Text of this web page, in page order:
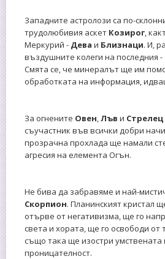
Западните астролози са по-
трудолюбивия аскет Козирог ,
Меркурий - Дева и Близнаци. И,
въздушните колеги на последния -
Смята се, че минералът ще им
обработката на информация,
За огнените Овен Лъв и Стрелец
съучастник във всички добри
прозрачна прохлада ще намали
агресия на елемента Огън.
Не бива да забравяме и най-
Скорпион. Планинският кристал
отърве от негативизма, ще го
света и хората, ще го освободи от
също така ще изостри умствената
проницателност.